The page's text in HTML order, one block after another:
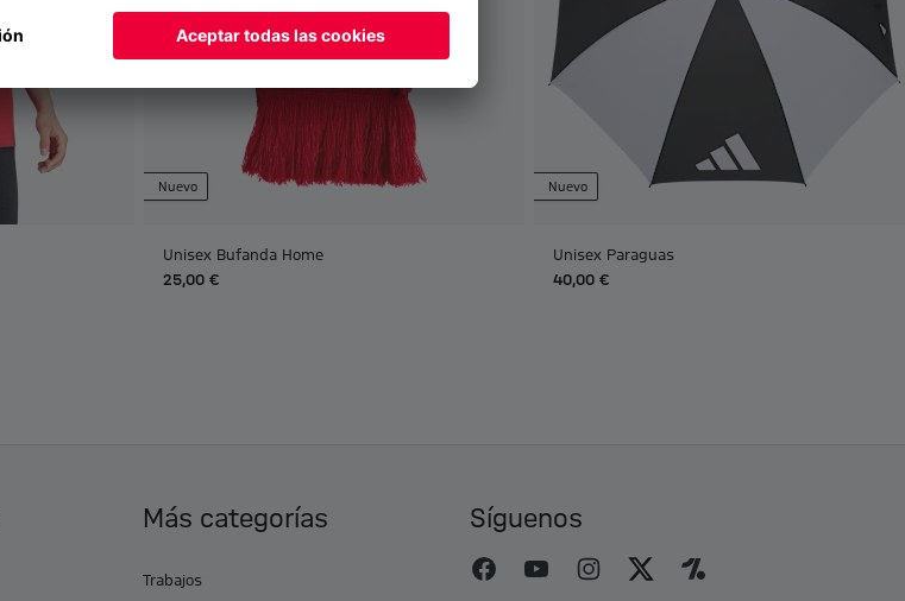
Nuevo
Unisex Bufanda Home
25,00 €
Nuevo
Unisex Paraguas
40,00 €
Más categorías
Trabajos
Síguenos